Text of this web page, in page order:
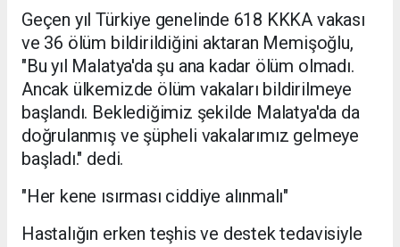
Geçen yıl Türkiye genelinde 618 KKKA vakası
ve 36 ölüm bildirildiğini aktaran Memişoğlu,
"Bu yıl Malatya'da şu ana kadar ölüm olmadı.
Ancak ülkemizde ölüm vakaları bildirilmeye
başlandı. Beklediğimiz şekilde Malatya'da da
doğrulanmış ve şüpheli vakalarımız gelmeye
başladı." dedi.
"Her kene ısırması ciddiye alınmalı"
Hastalığın erken teşhis ve destek tedavisiyle